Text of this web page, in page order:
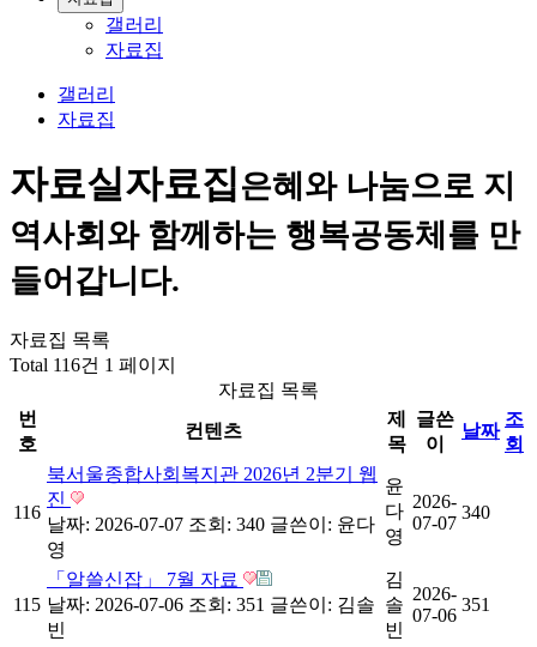
갤러리
자료집
갤러리
자료집
자료실자료집은혜와 나눔으로 지
역사회와 함께하는 행복공동체를 만
들어갑니다.
자료집 목록
Total 116건 1 페이지
자료집 목록
번
호
컨텐츠
제
목
글쓴
이
날짜
조
회
116
북서울종합사회복지관 2026년 2분기 웹
진
날짜: 2026-07-07 조회: 340 글쓴이: 윤다
영
윤
다
영
2026-
07-07
340
115
「알쓸신잡」 7월 자료
날짜: 2026-07-06 조회: 351 글쓴이: 김솔
빈
김
솔
빈
2026-
07-06
351